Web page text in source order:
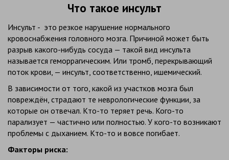
Что такое инсульт
Инсульт - это резкое нарушение нормального
кровоснабжения головного мозга. Причиной может быть
разрыв какого-нибудь сосуда — такой вид инсульта
называется геморрагическим. Или тромб, перекрывающий
поток крови, — инсульт, соответственно, ишемический.
В зависимости от того, какой из участков мозга был
повреждён, страдают те неврологические функции, за
которые он отвечал. Кто-то теряет речь. Кого-то
парализует — частично или полностью. У кого-то возникают
проблемы с дыханием. Кто-то и вовсе погибает.
Факторы риска: